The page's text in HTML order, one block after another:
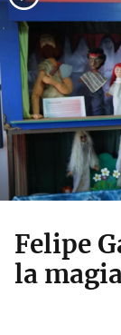
Felipe
la